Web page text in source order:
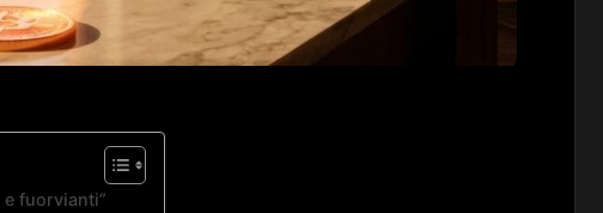
e fuorvianti”